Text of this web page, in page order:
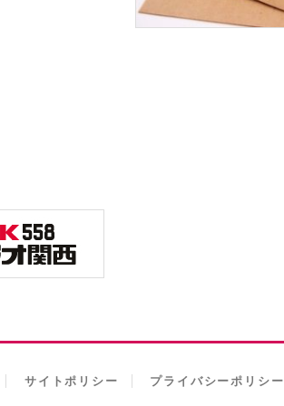
サイトポリシー プライバシーポリシー